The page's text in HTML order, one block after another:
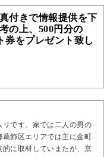
付きで情報提供を下
の上、500円分の
券をプレゼント致し
リです。家では二人の男の
飾区エリアでは主に金町
的に取材していまたが、京